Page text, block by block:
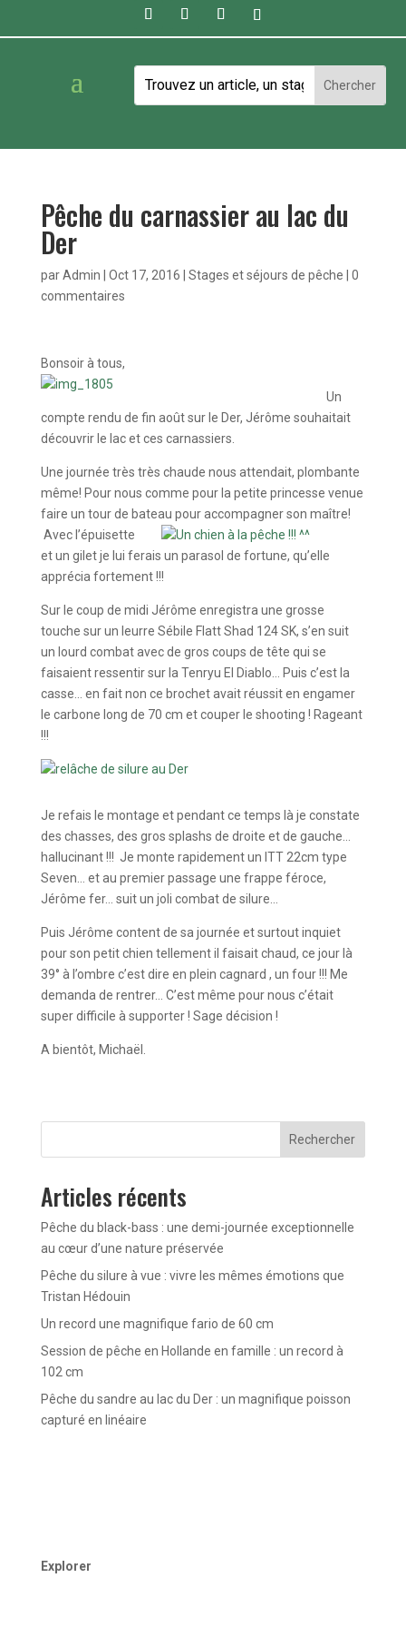
Pêche du carnassier au lac du
Der
parAdmin Oct 17, 2016 Stages et séjours de pêche
0
commentaires
Bonsoir à tous,
Un
compte rendu de fin août sur le Der, Jérôme souhaitait
découvrir le lac et ces carnassiers.
Une journée très très chaude nous attendait, plombante
même! Pour nous comme pour la petite princesse venue
faire un tour de bateau pour accompagner son maître!
Avec l’épuisette
et un gilet je lui ferais un parasol de fortune, qu’elle
apprécia fortement !!!
Sur le coup de midi Jérôme enregistra une grosse
touche sur un leurre Sébile Flatt Shad 124 SK, s’en suit
un lourd combat avec de gros coups de tête qui se
faisaient ressentir sur la Tenryu El Diablo… Puis c’est la
casse… en fait non ce brochet avait réussit en engamer
le carbone long de 70 cm et couper le shooting ! Rageant
!!!
Je refais le montage et pendant ce temps là je constate
des chasses, des gros splashs de droite et de gauche…
hallucinant !!! Je monte rapidement un ITT 22cm type
Seven… et au premier passage une frappe féroce,
Jérôme fer… suit un joli combat de silure…
Puis Jérôme content de sa journée et surtout inquiet
pour son petit chien tellement il faisait chaud, ce jour là
39° à l’ombre c’est dire en plein cagnard , un four !!! Me
demanda de rentrer… C’est même pour nous c’était
super difficile à supporter ! Sage décision !
A bientôt, Michaël.
Rechercher
Articles récents
Pêche du black-bass : une demi-journée exceptionnelle
au cœur d’une nature préservée
Pêche du silure à vue : vivre les mêmes émotions que
Tristan Hédouin
Un record une magnifique fario de 60 cm
Session de pêche en Hollande en famille : un record à
102 cm
Pêche du sandre au lac du Der : un magnifique poisson
capturé en linéaire
Explorer